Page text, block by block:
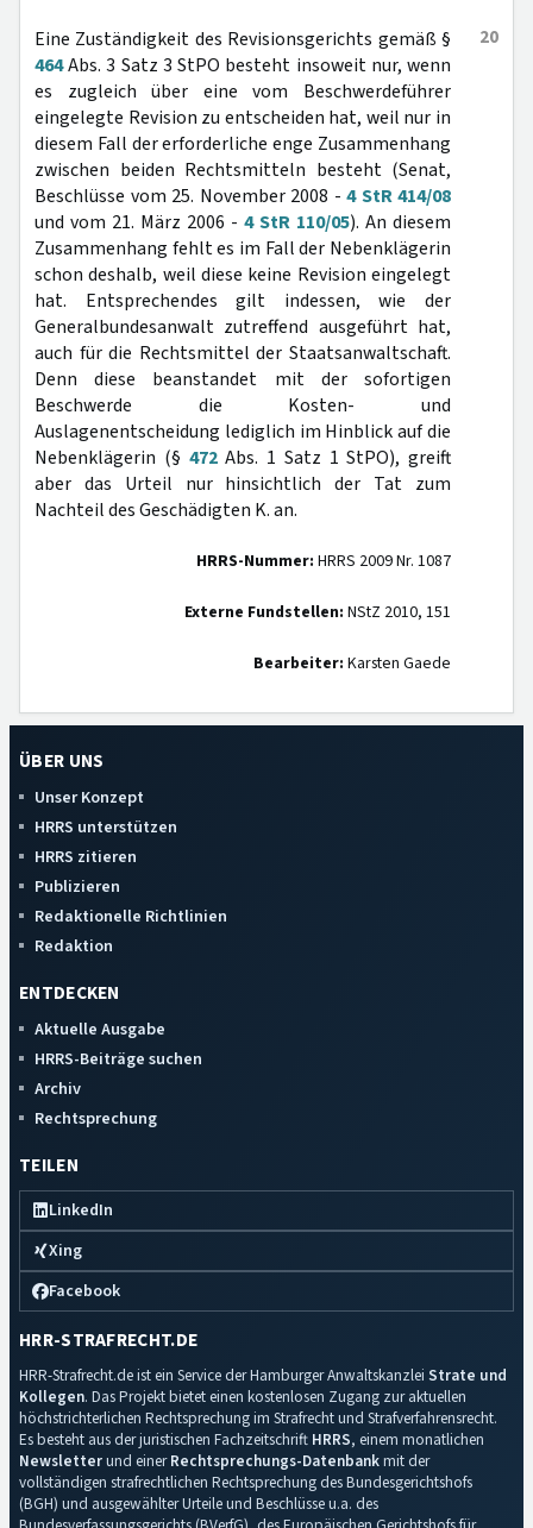
20
Eine Zuständigkeit des Revisionsgerichts gemäß §
464Abs. 3 Satz 3 StPO besteht insoweit nur, wenn
es zugleich über eine vom Beschwerdeführer
eingelegte Revision zu entscheiden hat, weil nur in
diesem Fall der erforderliche enge Zusammenhang
zwischen beiden Rechtsmitteln besteht (Senat,
Beschlüsse vom 25. November 2008 - 4 StR 414/08
und vom 21. März 2006 - 4 StR 110/05). An diesem
Zusammenhang fehlt es im Fall der Nebenklägerin
schon deshalb, weil diese keine Revision eingelegt
hat. Entsprechendes gilt indessen, wie der
Generalbundesanwalt zutreffend ausgeführt hat,
auch für die Rechtsmittel der Staatsanwaltschaft.
Denn diese beanstandet mit der sofortigen
Beschwerde die Kosten- und
Auslagenentscheidung lediglich im Hinblick auf die
Nebenklägerin (§ 472Abs. 1 Satz 1 StPO), greift
aber das Urteil nur hinsichtlich der Tat zum
Nachteil des Geschädigten K. an.
HRRS-Nummer: HRRS 2009 Nr. 1087
Externe Fundstellen: NStZ 2010, 151
Bearbeiter: Karsten Gaede
ÜBER UNS
Unser Konzept
HRRS unterstützen
HRRS zitieren
Publizieren
Redaktionelle Richtlinien
Redaktion
ENTDECKEN
Aktuelle Ausgabe
HRRS-Beiträge suchen
Archiv
Rechtsprechung
TEILEN
LinkedIn
Xing
Facebook
HRR-STRAFRECHT.DE
HRR-Strafrecht.de ist ein Service der Hamburger Anwaltskanzlei Strate und
Kollegen. Das Projekt bietet einen kostenlosen Zugang zur aktuellen
höchstrichterlichen Rechtsprechung im Strafrecht und Strafverfahrensrecht.
Es besteht aus der juristischen Fachzeitschrift HRRS, einem monatlichen
Newsletterund einerRechtsprechungs-Datenbankmit der
vollständigen strafrechtlichen Rechtsprechung des Bundesgerichtshofs
(BGH) und ausgewählter Urteile und Beschlüsse u.a. des